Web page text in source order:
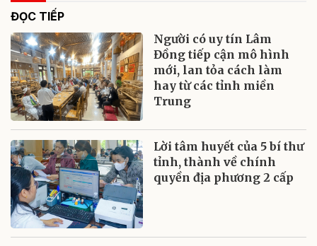
ĐỌC TIẾP
Người có uy tín Lâm
Đồng tiếp cận mô hình
mới, lan tỏa cách làm
hay từ các tỉnh miền
Trung
Lời tâm huyết của 5 bí thư
tỉnh, thành về chính
quyền địa phương 2 cấp